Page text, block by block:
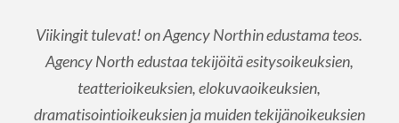
Viikingit tulevat! on Agency Northin edustama teos.
Agency North edustaa tekijöitä esitysoikeuksien,
teatterioikeuksien, elokuvaoikeuksien,
dramatisointioikeuksien ja muiden tekijänoikeuksien